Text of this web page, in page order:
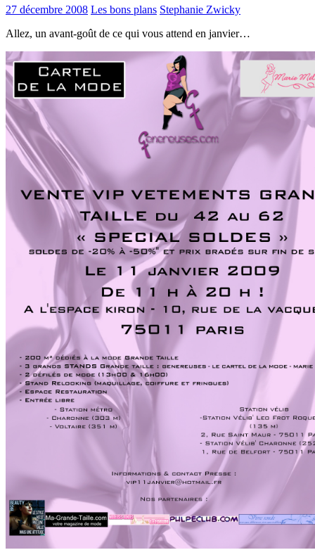
27 décembre 2008 Les bons plans Stephanie Zwicky
Allez, un avant-goût de ce qui vous attend en janvier…